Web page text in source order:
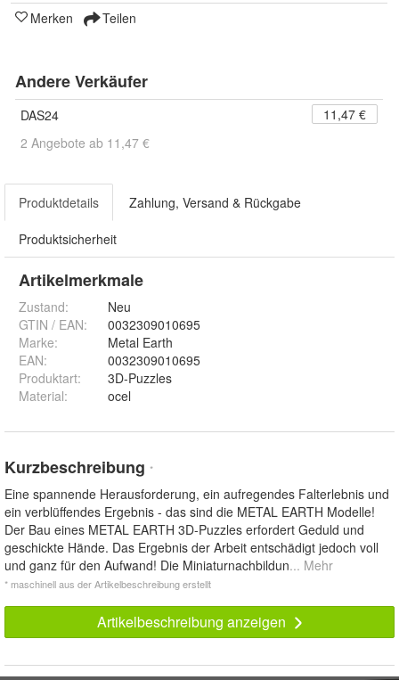
Merken Teilen
Andere Verkäufer
DAS24
11,47 €
2 Angebote ab 11,47 €
Produktdetails Zahlung, Versand & Rückgabe
Produktsicherheit
Artikelmerkmale
Zustand:
Neu
GTIN / EAN:
0032309010695
Marke:
Metal Earth
EAN:
0032309010695
Produktart:
3D-Puzzles
Material: ocel
Kurzbeschreibung *
Eine spannende Herausforderung, ein aufregendes Falterlebnis und
ein verblüffendes Ergebnis - das sind die METAL EARTH Modelle!
Der Bau eines METAL EARTH 3D-Puzzles erfordert Geduld und
geschickte Hände. Das Ergebnis der Arbeit entschädigt jedoch voll
und ganz für den Aufwand! Die Miniaturnachbildun... Mehr
* maschinell aus der Artikelbeschreibung erstellt
Artikelbeschreibung anzeigen